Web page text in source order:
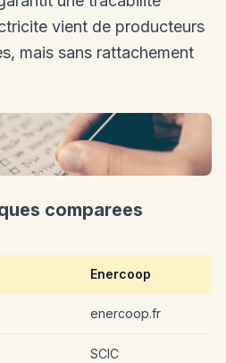
vient de producteurs
mais sans rattachement
comparees
Enercoop
enercoop.fr
SCIC